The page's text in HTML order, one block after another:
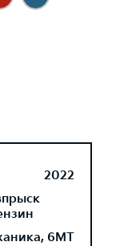
2022
6MT